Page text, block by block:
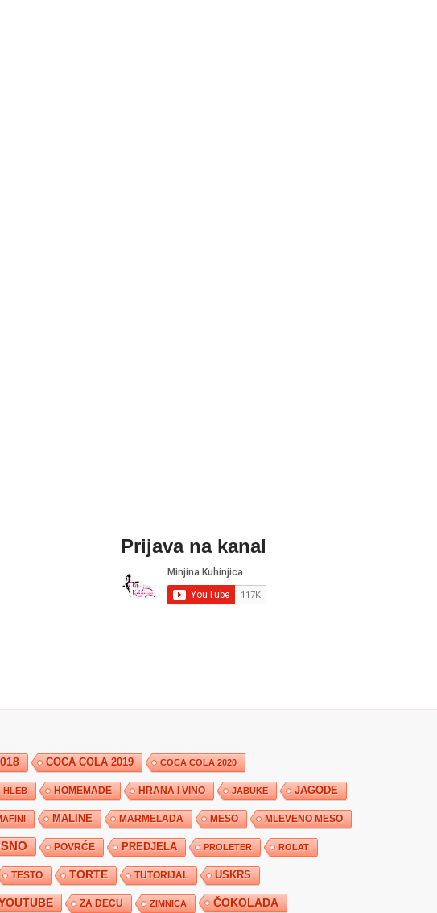
Prijava na kanal
COCA COLA 2019 COCA COLA 2020
HLEB HOMEMADE HRANA I VINO JABUKE JAGODE
MALINE MARMELADA MESO MLEVENO MESO
POVRĆE PREDJELA PROLETER ROLAT
TESTO TORTE TUTORIJAL USKRS
ZA DECU ZIMNICA ČOKOLADA